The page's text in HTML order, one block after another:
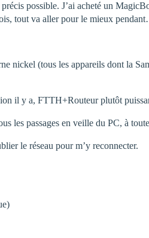
possible. J’ai acheté un
tout va aller pour le mieux
nickel (tous les appareils dont la
il y a, FTTH+Routeur plutôt
les passages en veille du PC, à
le réseau pour m’y reconnecter.